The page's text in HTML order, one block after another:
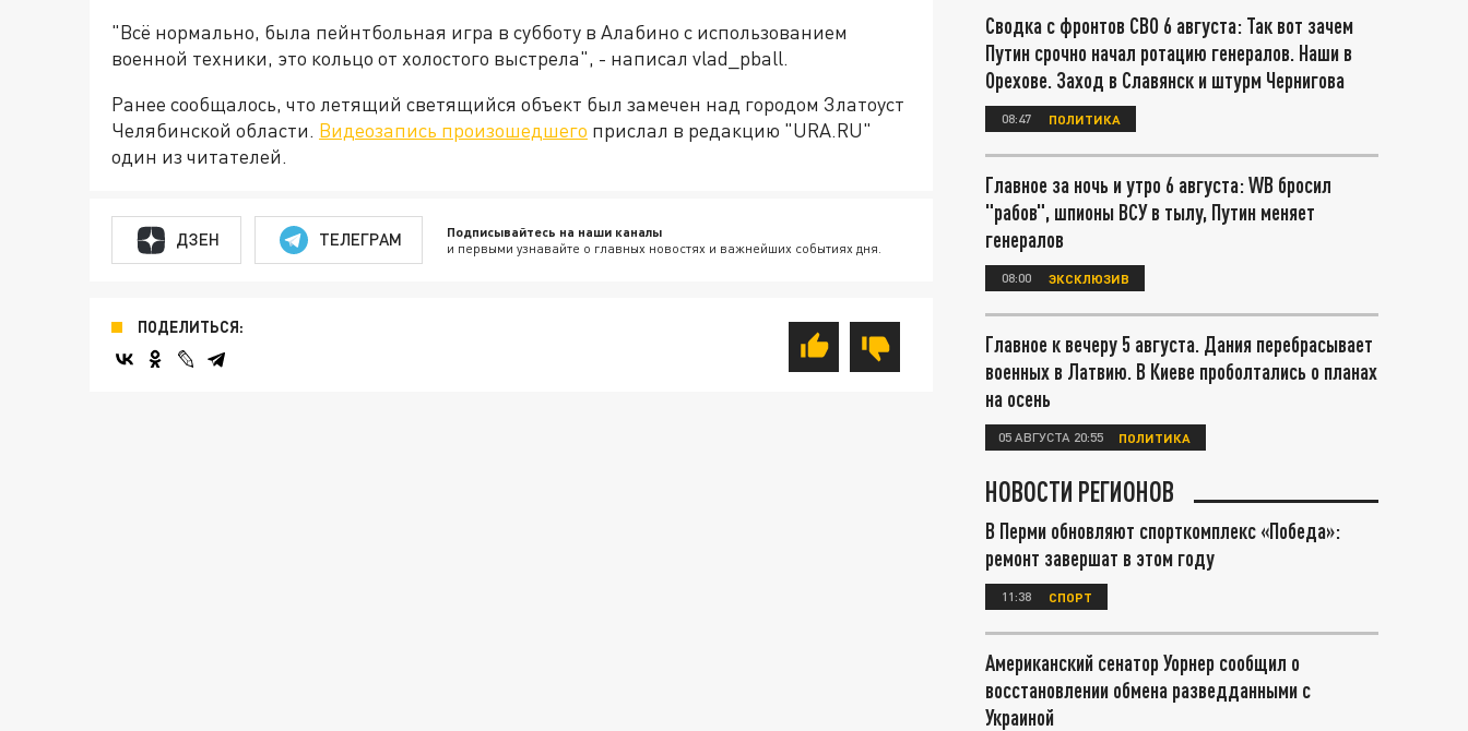
"Всё нормально, была пейнтбольная игра в субботу в Алабино с использованием
военной техники, это кольцо от холостого выстрела", - написал vlad_pball.
Ранее сообщалось, что летящий светящийся объект был замечен над городом Златоуст
Челябинской области. Видеозапись произошедшего прислал в редакцию "URA.RU"
один из читателей.
ДЗЕН ТЕЛЕГРАМ Подписывайтесь на наши каналы
и первыми узнавайте о главных новостях и важнейших событиях дня.
ПОДЕЛИТЬСЯ:
Сводка с фронтов СВО 6 августа: Так вот зачем
Путин срочно начал ротацию генералов. Наши в
Орехове. Заход в Славянск и штурм Чернигова
08:47 ПОЛИТИКА
Главное за ночь и утро 6 августа: WB бросил
"рабов", шпионы ВСУ в тылу, Путин меняет
генералов
08:00 ЭКСКЛЮЗИВ
Главное к вечеру 5 августа. Дания перебрасывает
военных в Латвию. В Киеве проболтались о планах
на осень
05 АВГУСТА 20:55 ПОЛИТИКА
НОВОСТИ РЕГИОНОВ
В Перми обновляют спорткомплекс «Победа»:
ремонт завершат в этом году
11:38 СПОРТ
Американский сенатор Уорнер сообщил о
восстановлении обмена разведданными с
Украиной